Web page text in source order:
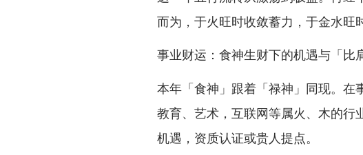
而为，于火旺时收敛蓄力，于金水旺
事业财运：食神生财下的机遇与「比
本年「食神」跟着「禄神」同现。在
教育、艺术，互联网等属火、木的行
机遇，资质认证或贵人提点。